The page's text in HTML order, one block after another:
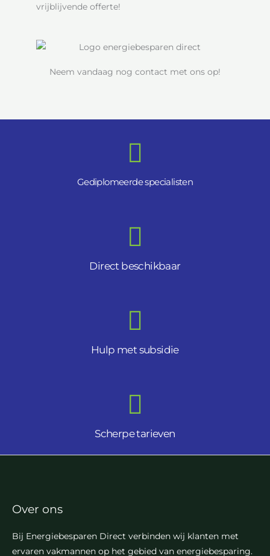
vrijblijvende offerte!
Neem vandaag nog contact met ons op!
Gediplomeerde specialisten
Direct beschikbaar
Hulp met subsidie
Scherpe tarieven
Over ons
Bij Energiebesparen Direct verbinden wij klanten met
ervaren vakmannen op het gebied van energiebesparing.